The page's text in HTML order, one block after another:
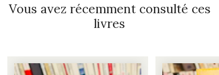
Vous avez récemment consulté ces
livres